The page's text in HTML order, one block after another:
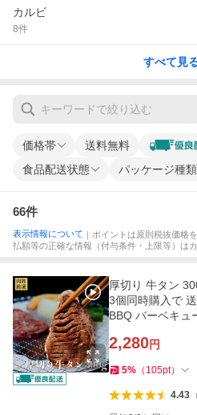
カルビ
8件
すべて見
価格帯 送料無料
食品配送状態 パッケージ種類
66件
表示情報について ｜ポイントは原則税抜価格
払額等の正確な情報（付与条件・上限等）は
厚切り 牛タン
3個同時購入で 送料
BBQ バーベキュ
2,280円
5% （ 105pt）
4.43（